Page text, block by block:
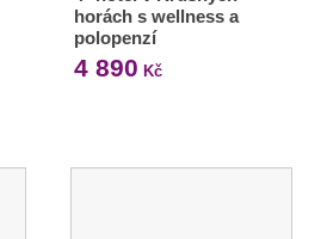
horách s wellness a
polopenzí
4 890 Kč